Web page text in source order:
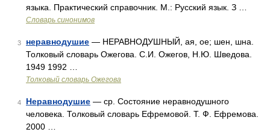
языка. Практический справочник. М.: Русский язык. З …
Словарь синонимов
3 неравнодушие — НЕРАВНОДУШНЫЙ, ая, ое; шен, шна.
Толковый словарь Ожегова. С.И. Ожегов, Н.Ю. Шведова.
1949 1992 …
Толковый словарь Ожегова
4 Неравнодушие — ср. Состояние неравнодушного
человека. Толковый словарь Ефремовой. Т. Ф. Ефремова.
2000 …